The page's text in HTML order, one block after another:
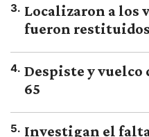
3. Localizaron a los
fueron restituidos
4. Despiste y vuelco
65
5. Investigan el